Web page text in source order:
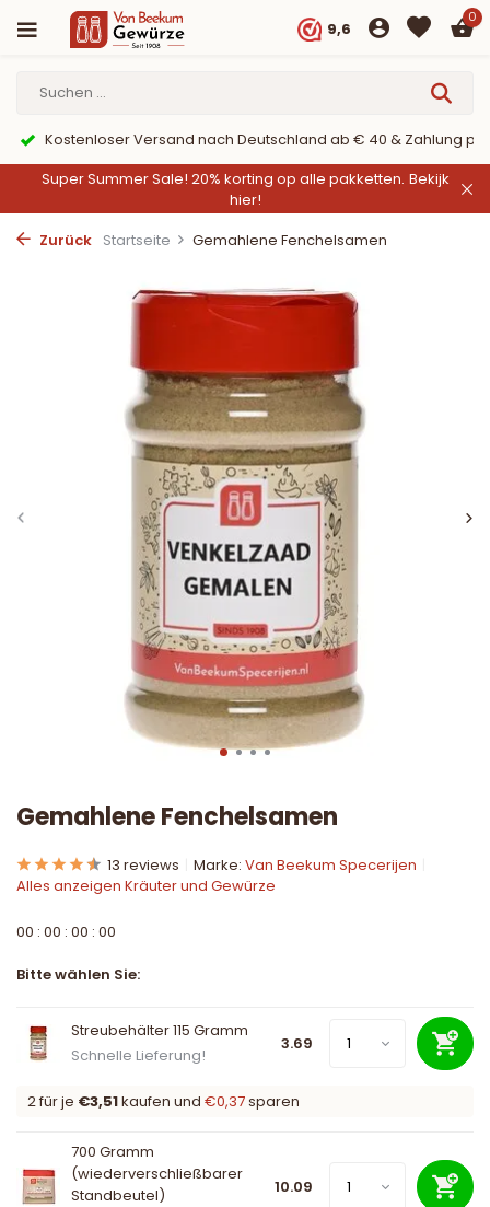
9,6
0
PayPal
9,6/10 Webwinkelkeur ✔
Super Summer Sale! 20% korting op alle pakketten. Bekijk
hier!
Zurück Startseite Gemahlene Fenchelsamen
Gemahlene Fenchelsamen
13 reviews Marke: Van Beekum Specerijen
Alles anzeigen Kräuter und Gewürze
00 : 00 : 00 : 00
Bitte wählen Sie:
Streubehälter 115 Gramm
Schnelle Lieferung!
3.69
2 für je €3,51kaufen und €0,37sparen
700 Gramm
(wiederverschließbarer
Standbeutel)
10.09